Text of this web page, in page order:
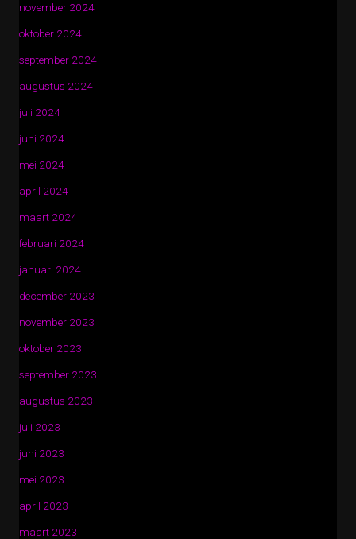
november 2024
oktober 2024
september 2024
augustus 2024
juli 2024
juni 2024
mei 2024
april 2024
maart 2024
februari 2024
januari 2024
december 2023
november 2023
oktober 2023
september 2023
augustus 2023
juli 2023
juni 2023
mei 2023
april 2023
maart 2023